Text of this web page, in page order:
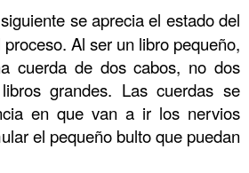
se aprecia el estado del
Al ser un libro pequeño,
cuerda de dos cabos, no dos
grandes. Las cuerdas se
en que van a ir los nervios
el pequeño bulto que puedan